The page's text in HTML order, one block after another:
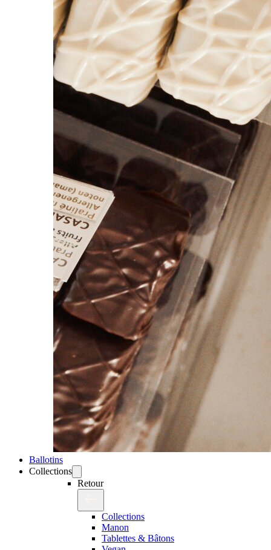
Ballotins
Collections
Retour
Collections
Manon
Tablettes & Bâtons